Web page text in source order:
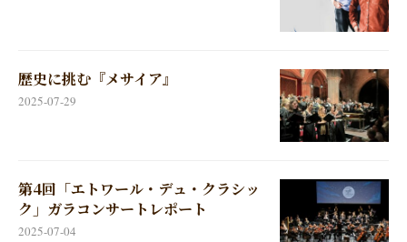
歴史に挑む『メサイア』
2025-07-29
第4回「エトワール・デュ・クラシッ
ク」ガラコンサートレポート
2025-07-04